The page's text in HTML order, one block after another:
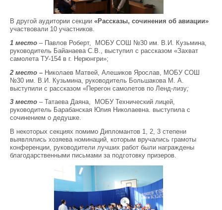
В другой аудитории секции «Рассказы, сочинения об авиации»
участвовали 10 участников.
1 место – Павлов Роберт, МОБУ СОШ №30 им. В.И. Кузьмина,
руководитель Байанаева С.В., выступил с рассказом «Захват
самолета ТУ-154 в г. Нерюнгри»;
2 место – Николаев Матвей, Алешиков Ярослав, МОБУ СОШ
№30 им. В.И. Кузьмина, руководитель Большакова М. А.
выступили с рассказом «Перегон самолетов по Ленд-лизу;
3 место – Татаева Даяна, МОБУ Технический лицей,
руководитель Барабанская Юлия Николаевна. выступила с
сочинением о дедушке.
В некоторых секциях помимо Дипломантов 1, 2, 3 степени
выявлялись хозяева номинаций, которым вручались грамоты
конференции, руководители лучших работ были награждены
благодарственными письмами за подготовку призеров.